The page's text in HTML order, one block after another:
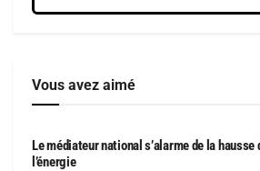
Vous avez aimé
Le médiateur national s’alarme de la hausse
l’énergie